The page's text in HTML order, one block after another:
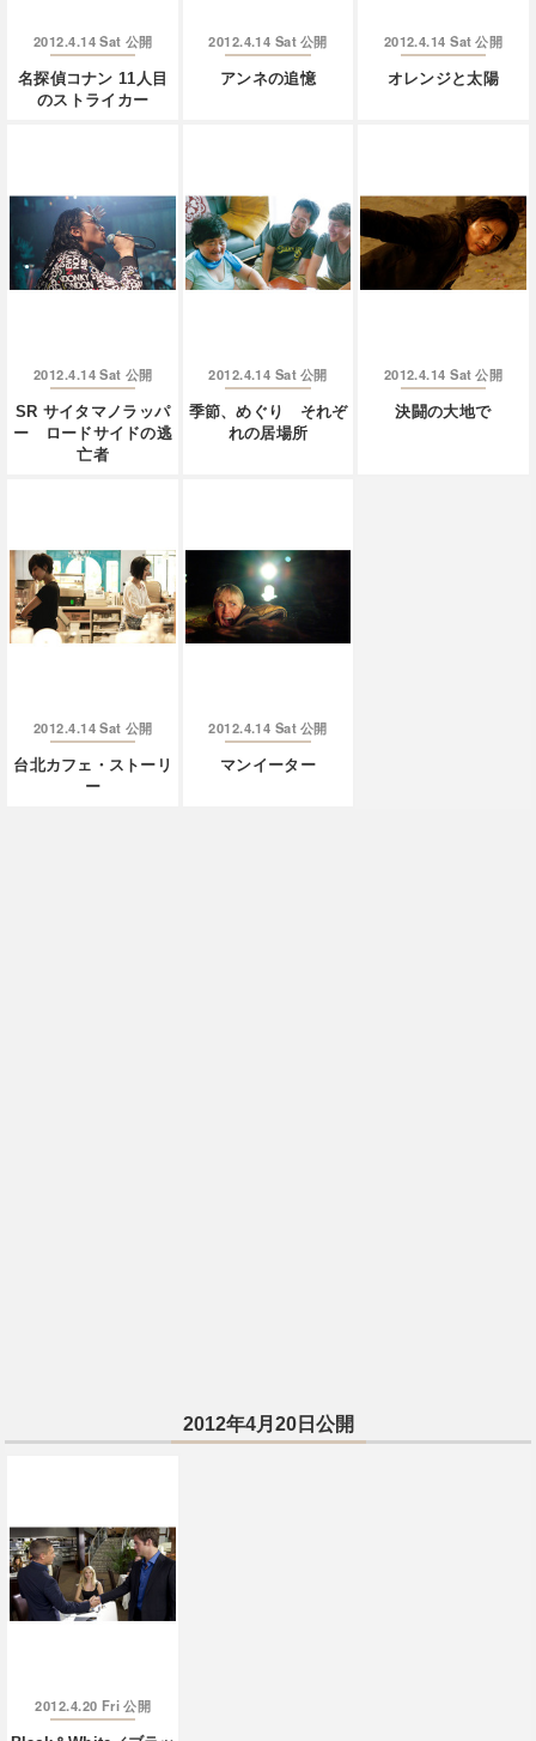
2012.4.14 Sat 公開
名探偵コナン 11人目
のストライカー
2012.4.14 Sat 公開
アンネの追憶
2012.4.14 Sat 公開
オレンジと太陽
2012.4.14 Sat 公開
SR サイタマノラッパ
ー ロードサイドの逃
亡者
2012.4.14 Sat 公開
季節、めぐり それぞ
れの居場所
2012.4.14 Sat 公開
決闘の大地で
2012.4.14 Sat 公開
台北カフェ・ストーリ
ー
2012.4.14 Sat 公開
マンイーター
2012年4月20日公開
2012.4.20 Fri 公開